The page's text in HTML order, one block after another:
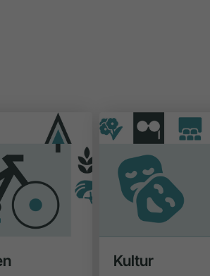
Kultur